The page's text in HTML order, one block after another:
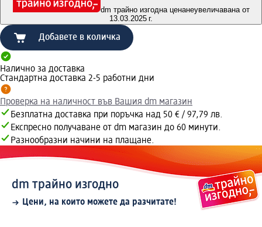
dm трайно изгодна ценанеувеличавана от
13.03.2025 г.
Добавете в количка
Налично за доставка
Стандартна доставка 2-5 работни дни
Проверка на наличност във Вашия dm магазин
Безплатна доставка при поръчка над 50 € / 97,79 лв.
Експресно получаване от dm магазин до 60 минути.
Разнообразни начини на плащане.
dm трайно изгодно
Цени, на които можете да разчитате!